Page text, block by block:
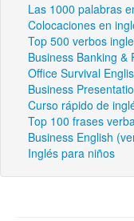
Las 1000 palabras
Colocaciones en
Top 500 verbos
Business Banking &
Office Survival
Business
Curso rápido de
Top 100 frases
Business English
Inglés para niños